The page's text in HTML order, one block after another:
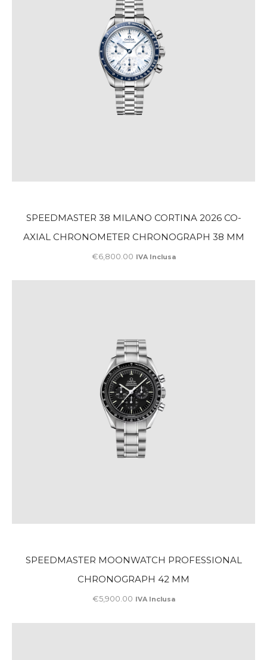
SPEEDMASTER 38 MILANO CORTINA 2026 CO-
AXIAL CHRONOMETER CHRONOGRAPH 38 MM
€6,800 00 IVA Inclusa
SPEEDMASTER MOONWATCH PROFESSIONAL
CHRONOGRAPH 42 MM
€5,900 00 IVA Inclusa